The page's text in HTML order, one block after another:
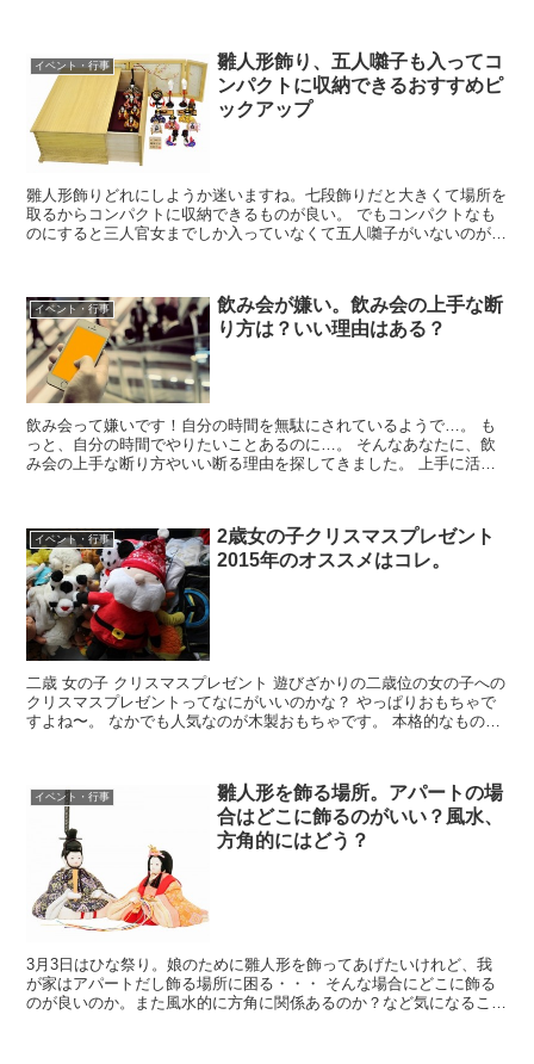
イベント・行事
雛人形飾り、五人囃子も入ってコ
ンパクトに収納できるおすすめピ
ックアップ
雛人形飾りどれにしようか迷いますね。七段飾りだと大きくて場所を
取るからコンパクトに収納できるものが良い。 でもコンパクトなも
のにすると三人官女までしか入っていなくて五人囃子がいないのがち
イベント・行事
飲み会が嫌い。飲み会の上手な断
り方は？いい理由はある？
飲み会って嫌いです！自分の時間を無駄にされているようで…。 も
っと、自分の時間でやりたいことあるのに…。 そんなあなたに、飲
み会の上手な断り方やいい断る理由を探してきました。 上手に活用
イベント・行事
2歳女の子クリスマスプレゼント
2015年のオススメはコレ。
二歳 女の子 クリスマスプレゼント 遊びざかりの二歳位の女の子への
クリスマスプレゼントってなにがいいのかな？ やっぱりおもちゃで
すよね〜。 なかでも人気なのが木製おもちゃです。 本格的なものか
イベント・行事
雛人形を飾る場所。アパートの場
合はどこに飾るのがいい？風水、
方角的にはどう？
3月3日はひな祭り。娘のために雛人形を飾ってあげたいけれど、我
が家はアパートだし飾る場所に困る・・・ そんな場合にどこに飾る
のが良いのか。また風水的に方角に関係あるのか？など気になること